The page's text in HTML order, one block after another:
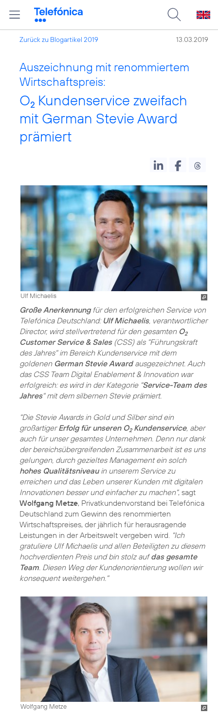
Zurück zu Blogartikel 2019 13.03.2019
Auszeichnung mit renommiertem
Wirtschaftspreis:
O2 Kundenservice zweifach
mit German Stevie Award
prämiert
Ulf Michaelis
Große Anerkennungfür den erfolgreichen Service von
Telefónica Deutschland: Ulf Michaelis, verantwortlicher
Director, wird stellvertretend für den gesamten O2
Customer Service & Sales(CSS) als "Führungskraft
des Jahres" im Bereich Kundenservice mit dem
goldenen German Stevie Awardausgezeichnet. Auch
das CSS Team Digital Enablement & Innovation war
erfolgreich: es wird in der Kategorie "Service-Team des
Jahres" mit dem silbernen Stevie prämiert.
"Die Stevie Awards in Gold und Silber sind ein
großartigerErfolg für unseren O2Kundenservice, aber
auch für unser gesamtes Unternehmen. Denn nur dank
der bereichsübergreifenden Zusammenarbeit ist es uns
gelungen, durch gezieltes Management ein solch
hohes Qualitätsniveauin unserem Service zu
erreichen und das Leben unserer Kunden mit digitalen
Innovationen besser und einfacher zu machen", sagt
Wolfgang Metze, Privatkundenvorstand bei Telefónica
Deutschland zum Gewinn des renommierten
Wirtschaftspreises, der jährlich für herausragende
Leistungen in der Arbeitswelt vergeben wird. "Ich
gratuliere Ulf Michaelis und allen Beteiligten zu diesem
hochverdienten Preis und bin stolz aufdas gesamte
Team . Diesen Weg der Kundenorientierung wollen wir
konsequent weitergehen."
Wolfgang Metze